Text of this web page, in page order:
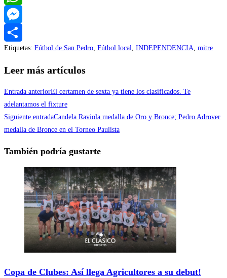
WhatsApp
Messenger
Compartir
Etiquetas: Fútbol de San Pedro Fútbol local INDEPENDENCIA mitre
Leer más artículos
Entrada anteriorEl certamen de sexta ya tiene los clasificados. Te
adelantamos el fixture
Siguiente entradaCandela Raviola medalla de Oro y Bronce; Pedro Adrover
medalla de Bronce en el Torneo Paulista
También podría gustarte
Copa de Clubes: Así llega Agricultores a su debut!